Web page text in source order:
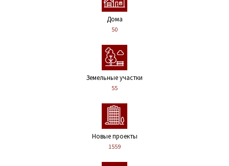
Дома
50
Земельные участки
55
Новые проекты
1559